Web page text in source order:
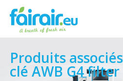
Produits
clé AWB G4 filter